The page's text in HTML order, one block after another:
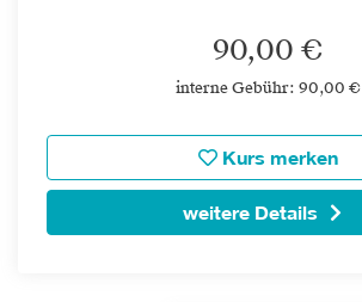
90,00 €
interne Gebühr: 90,00 €
Kurs merken
weitere Details